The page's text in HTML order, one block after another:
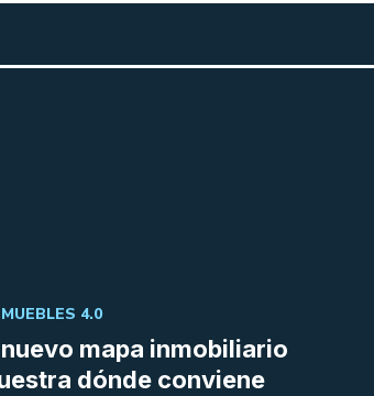
nuevo mapa inmobiliario
dónde conviene
4.0